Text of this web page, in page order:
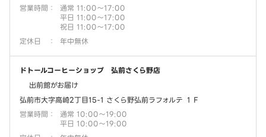
営業時間 ：
通常 11:00～17:00
平日 11:00～17:00
祝日 11:00～17:00
定休日
： 年中無休
ドトールコーヒーショップ 弘前さくら野店
出前館がお届け
弘前市大字高崎2丁目15-1 さくら野弘前ラフォルテ １Ｆ
営業時間 ：
通常 10:00～19:00
平日 10:00～19:00